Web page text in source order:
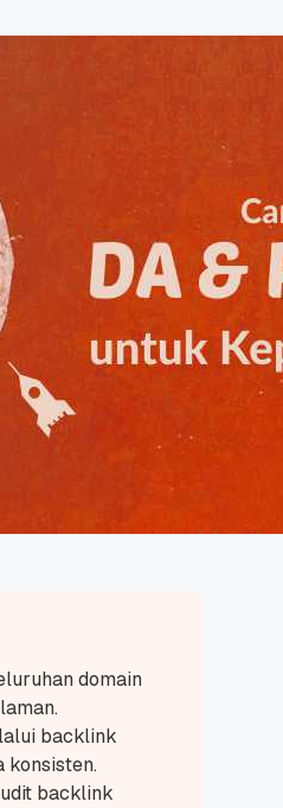
domain
backlink
konsisten.
backlink